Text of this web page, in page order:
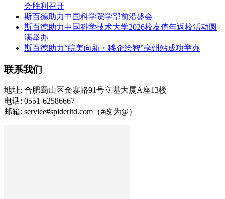
会胜利召开
斯百德助力中国科学院学部前沿盛会
斯百德助力中国科学技术大学2026校友值年返校活动圆
满举办
斯百德助力“皖美向新・移企绘智”亳州站成功举办
联系我们
地址: 合肥蜀山区金寨路91号立基大厦A座13楼
电话: 0551-62586667
邮箱: service#spiderltd.com（#改为@）